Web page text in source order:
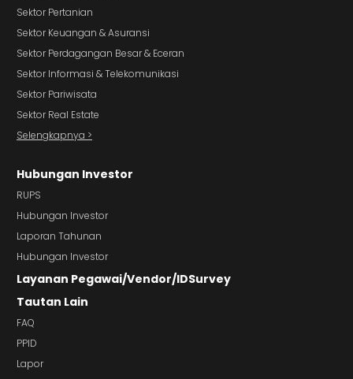
Sektor Pertanian
Sektor Keuangan & Asuransi
Sektor Perdagangan Besar & Eceran
Sektor Informasi & Telekomunikasi
Sektor Pariwisata
Sektor Real Estate
Selengkapnya >
Hubungan Investor
RUPS
Hubungan Investor
Laporan Tahunan
Hubungan Investor
Layanan Pegawai/Vendor/IDSurvey
Tautan Lain
FAQ
PPID
Lapor